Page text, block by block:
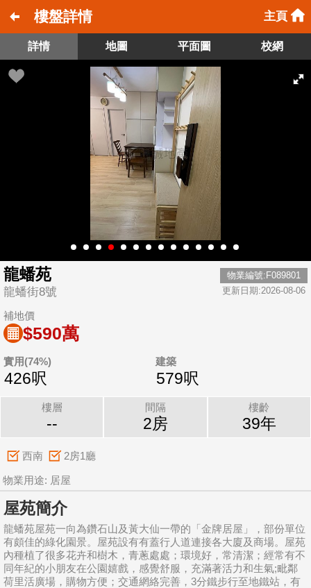
樓盤詳情 主頁
詳情 地圖 平面圖 校網
龍蟠苑
龍蟠街8號
物業編號:F089801
更新日期:2026-08-06
補地價
$590萬
實用(74%)
426呎
建築
579呎
樓層
--
間隔
2房
樓齡
39年
西南 2房1廳
物業用途: 居屋
屋苑簡介
龍蟠苑屋苑一向為鑽石山及黃大仙一帶的「金牌居屋」，部份單位
有頗佳的綠化園景。屋苑設有有蓋行人道連接各大廈及商場。屋苑
內種植了很多花卉和樹木，青蔥處處；環境好，常清潔；經常有不
同年紀的小朋友在公園嬉戲，感覺舒服，充滿著活力和生氣;毗鄰
荷里活廣場，購物方便；交通網絡完善，3分鐵步行至地鐵站，有